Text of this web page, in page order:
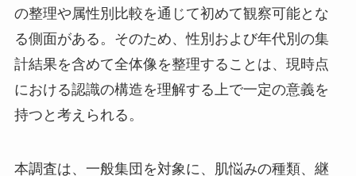
の整理や属性別比較を通じて初めて観察可能とな
る側面がある。そのため、性別および年代別の集
計結果を含めて全体像を整理することは、現時点
における認識の構造を理解する上で一定の意義を
持つと考えられる。
本調査は、一般集団を対象に、肌悩みの種類、継